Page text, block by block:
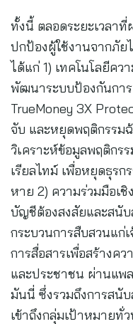
ทั้งนี้ ตลอดระยะเวลา
ปกป้องผู้ใช้งานจากภัย
ได้แก่ 1) เทคโนโลยีคว
พัฒนาระบบป้องกันกา
TrueMoney 3X
จับ และหยุดพฤติกรรม
วิเคราะห์ข้อมูลพฤติก
เรียลไทม์ เพื่อหยุดธุรก
หาย 2) ความร่วมมือเ
บัญชีต้องสงสัยและสนับ
กระบวนการสืบสวนแก่
การสื่อสารเพื่อสร้างค
และประชาชน ผ่านแพ
มันนี่ ซึ่งรวมถึงการสนั
เข้าถึงกลุ่มเป้าหมายทั่